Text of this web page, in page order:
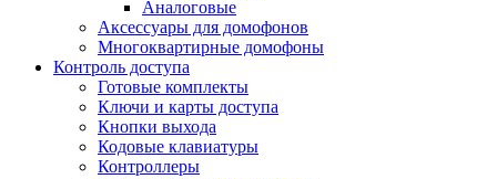
Аналоговые
Аксессуары для домофонов
Многоквартирные домофоны
Контроль доступа
Готовые комплекты
Ключи и карты доступа
Кнопки выхода
Кодовые клавиатуры
Контроллеры